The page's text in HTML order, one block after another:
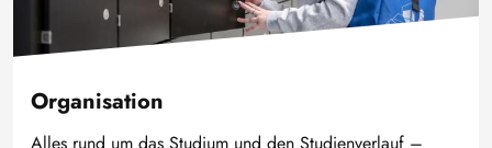
Organisation
Alles rund um das Studium und den Studienverlauf –